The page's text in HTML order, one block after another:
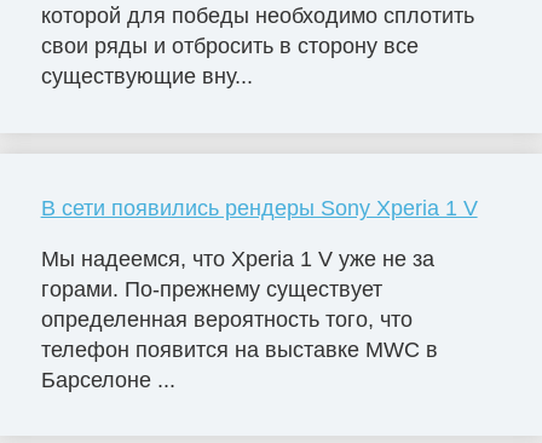
которой для победы необходимо сплотить
свои ряды и отбросить в сторону все
существующие вну...
В сети появились рендеры Sony Xperia 1 V
Мы надеемся, что Xperia 1 V уже не за
горами. По-прежнему существует
определенная вероятность того, что
телефон появится на выставке MWC в
Барселоне ...